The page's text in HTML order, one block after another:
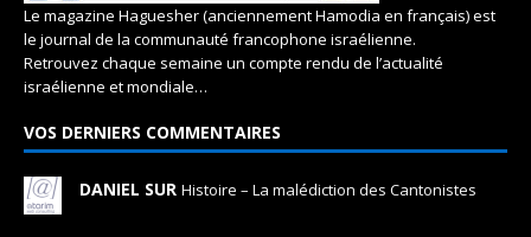
Le magazine Haguesher (anciennement Hamodia en français) est
le journal de la communauté francophone israélienne.
Retrouvez chaque semaine un compte rendu de l’actualité
israélienne et mondiale…
VOS DERNIERS COMMENTAIRES
DANIEL SUR Histoire – La malédiction des Cantonistes